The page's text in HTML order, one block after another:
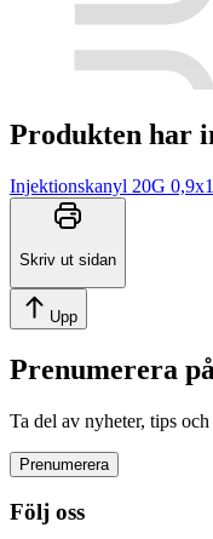
Produkten har
Injektionskanyl 20G
Skriv ut sidan
Upp
Prenumerera
Ta del av nyheter, tips
Prenumerera
Följ oss